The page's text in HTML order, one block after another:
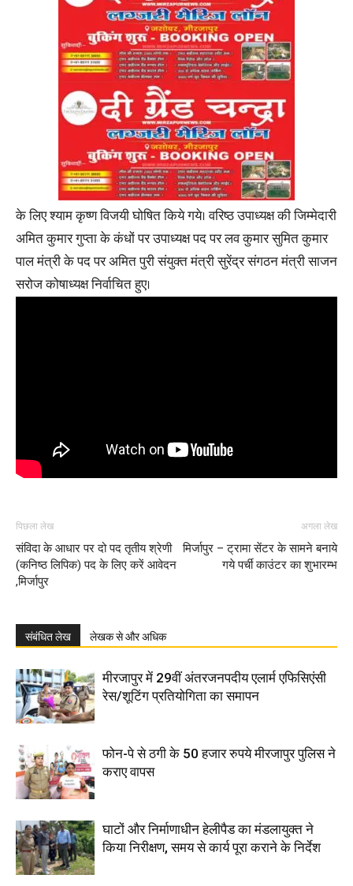
के लिए श्याम कृष्ण विजयी घोषित किये गये। वरिष्ठ उपाध्यक्ष की जिम्मेदारी
अमित कुमार गुप्ता के कंधों पर उपाध्यक्ष पद पर लव कुमार सुमित कुमार
पाल मंत्री के पद पर अमित पुरी संयुक्त मंत्री सुरेंद्र संगठन मंत्री साजन
सरोज कोषाध्यक्ष निर्वाचित हुए।
पिछला लेख
संविदा के आधार पर दो पद तृतीय श्रेणी
(कनिष्ठ लिपिक) पद के लिए करें आवेदन
,मिर्जापुर
अगला लेख
मिर्जापुर – ट्रामा सेंटर के सामने बनाये
गये पर्ची काउंटर का शुभारम्भ
संबंधित लेख लेखक से और अधिक
मीरजापुर में 29वीं अंतरजनपदीय एलार्म एफिसिएंसी
रेस/शूटिंग प्रतियोगिता का समापन
फोन-पे से ठगी के 50 हजार रुपये मीरजापुर पुलिस ने
कराए वापस
घाटों और निर्माणाधीन हेलीपैड का मंडलायुक्त ने
किया निरीक्षण, समय से कार्य पूरा कराने के निर्देश